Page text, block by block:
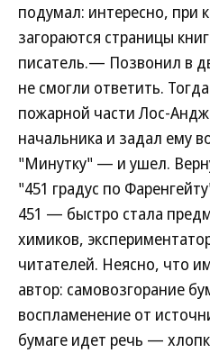
подумал: интересно, при
загораются страницы
писатель.— Позвонил в
не смогли ответить.
пожарной части Лос-
начальника и задал ему
"Минутку" — и ушел.
"451 градус по
451 — быстро стала
химиков,
читателей. Неясно, что
автор: самовозгорание
воспламенение от
бумаге идет речь —